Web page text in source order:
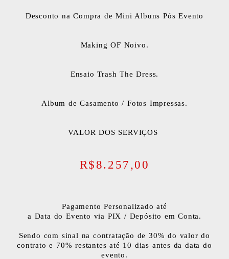
Desconto na Compra de Mini Albuns Pós Evento
Making OF Noivo.
Ensaio Trash The Dress.
Album de Casamento / Fotos Impressas.
VALOR DOS SERVIÇOS
R$8.257,00
Pagamento Personalizado até
a Data do Evento via PIX / Depósito em Conta.
Sendo com sinal na contratação de 30% do valor do
contrato e 70% restantes até 10 dias antes da data do
evento.